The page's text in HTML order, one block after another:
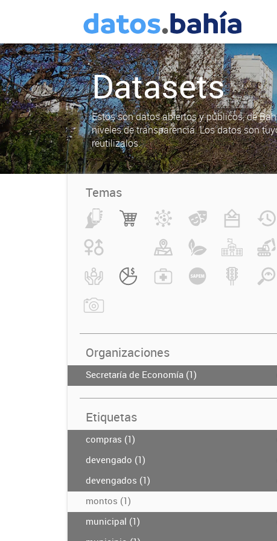
Datasets
Estos son datos abiertos y públicos, de
niveles de transparencia. Los datos son
reutilizalos.
Temas
Organizaciones
Secretaría de Economía (1)
Etiquetas
compras (1)
devengado (1)
devengados (1)
montos (1)
municipal (1)